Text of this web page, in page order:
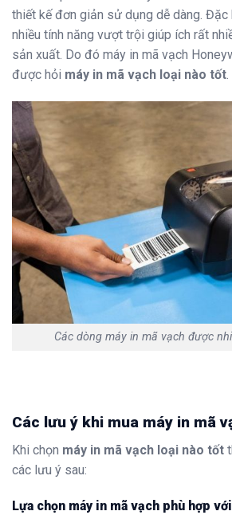
thiết kế đơn giản sử dụng dễ dàng. Đặc
nhiều tính năng vượt trội giúp ích rất
sản xuất. Do đó máy in mã vạch
được hỏi máy in mã vạch loại nào tốt.
Các dòng máy in mã vạch được
Các lưu ý khi mua máy in mã
Khi chọn máy in mã vạch loại nào tốt
các lưu ý sau:
Lựa chọn máy in mã vạch phù hợp